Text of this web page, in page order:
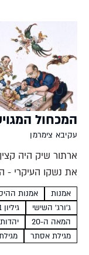
המכחול
עקיבא צימרמן
ארתור שיק היה
את נשקו העיקרי -
הברזל של העם:
העצמאות. אמן
אמנות אמנות
ג'ורג' השישי
גיליון 11 | ניסן תשע"א
המאה ה-20
מגילת אסתר